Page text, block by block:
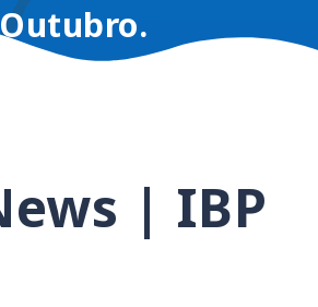
Outubro.
| IBP